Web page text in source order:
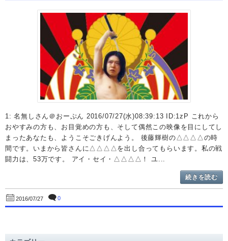
1: 名無しさん＠おーぷん 2016/07/27(水)08:39:13 ID:1zP これから
おやすみの方も、お目覚めの方も、そして偶然この映像を目にしてし
まったあなたも、ようこそごきげんよう。 後藤輝樹の△△△△の時
間です。いまから皆さんに△△△△を出し合ってもらいます。私の戦
闘力は、53万です。 アイ・セイ・△△△△！ ユ...
続きを読む
2016/07/27 0